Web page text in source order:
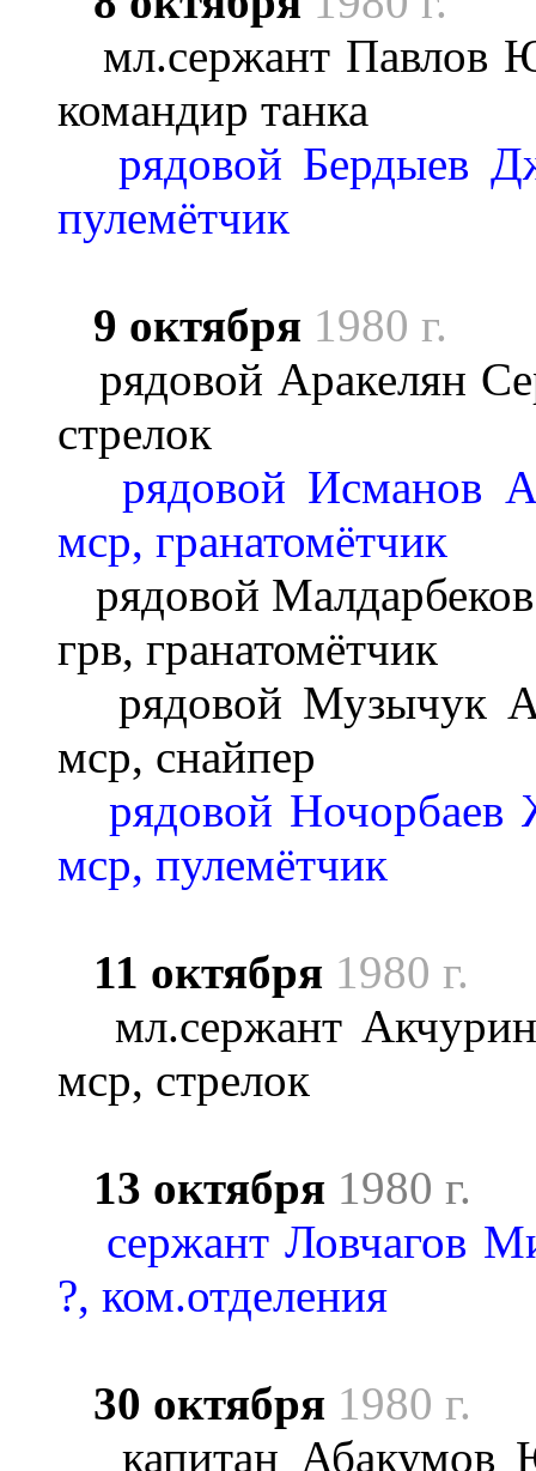
мл.сержант Павлов
командир танка
рядовой Бердыев
пулемётчик
9 октября 1980 г.
рядовой Аракелян
стрелок
рядовой Исманов
мср, гранатомётчик
рядовой
грв, гранатомётчик
рядовой Музычук
мср, снайпер
рядовой
мср, пулемётчик
11 октября 1980 г.
мл.сержант
мср, стрелок
13 октября 1980 г.
сержант Ловчагов
?, ком.отделения
30 октября 1980 г.
капитан Абакумов